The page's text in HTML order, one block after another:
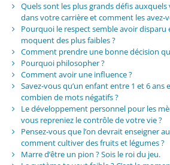
Quels sont les plus grands défis auxquels
dans votre carrière et comment les avez-
Pourquoi le respect semble avoir
moquent des plus faibles ?
Comment prendre une bonne décision
Pourquoi philosopher ?
Comment avoir une influence ?
Savez-vous qu’un enfant entre 1 et 6
combien de mots négatifs ?
Le développement personnel pour les
vous repreniez le contrôle de votre vie ?
Pensez-vous que l’on devrait enseigner
comment cultiver des fruits et légumes ?
Marre d’être un pion ? Sois le roi du jeu.